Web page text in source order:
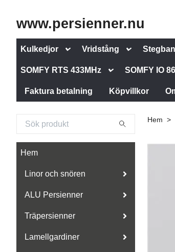
www.persienner.nu
Kulkedjor Vridstång
SOMFY RTS 433MHz SOMFY IO
Faktura betalning Köpvillkor
Hem
Linor och snören
ALU Persienner
Träpersienner
Lamellgardiner
Hem